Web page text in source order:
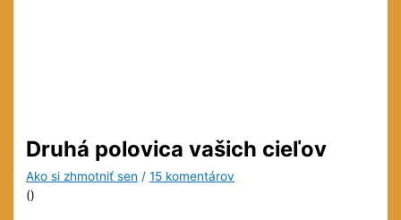
Druhá polovica vašich cieľov
Ako si zhmotniť sen /15 komentárov
()